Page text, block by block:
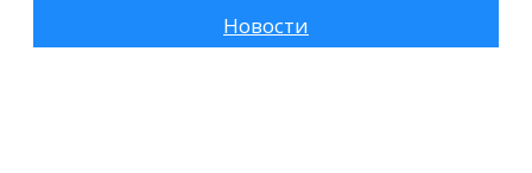
Новости